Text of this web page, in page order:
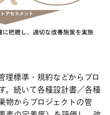
理標準・規約などからプロ
。続いて各種設計書／各種
物からプロジェクトの管